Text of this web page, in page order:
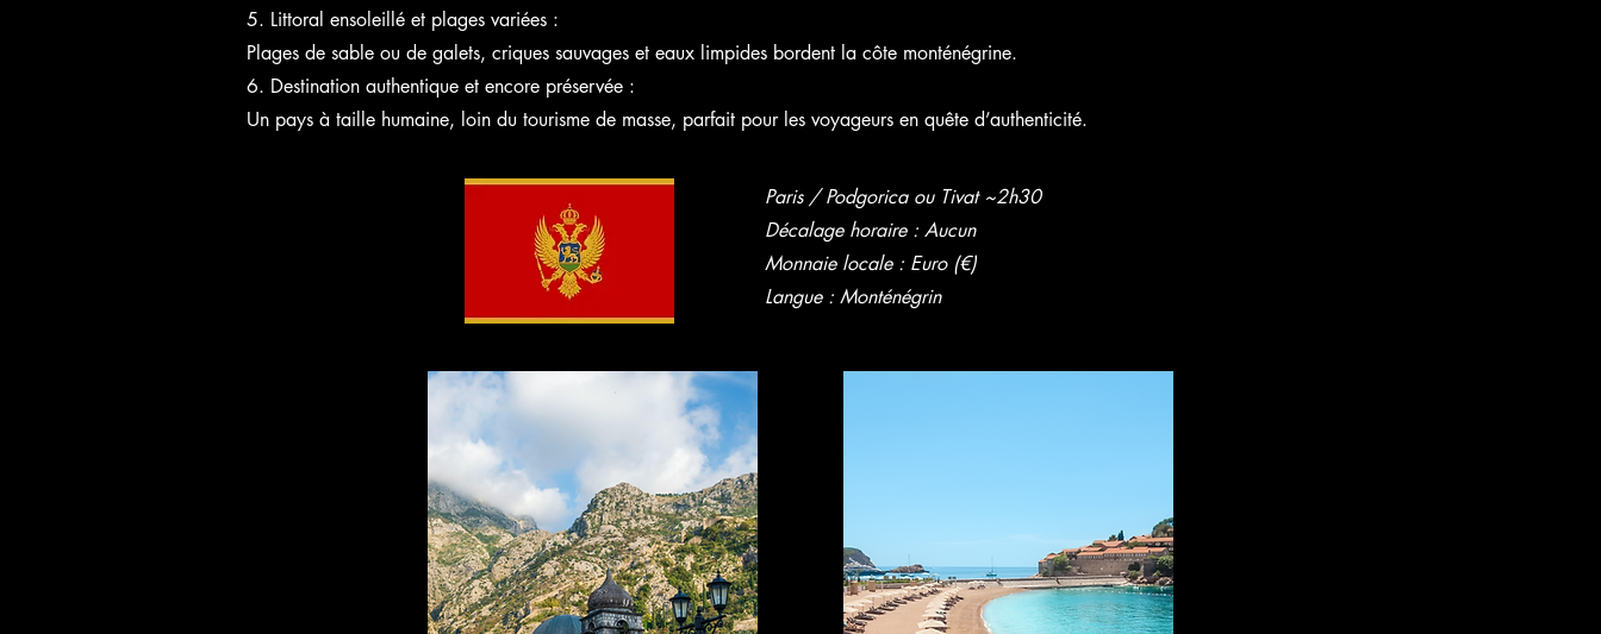
5. Littoral ensoleillé et plages variées :
Plages de sable ou de galets, criques sauvages et eaux limpides bordent la côte monténégrine.
6. Destination authentique et encore préservée :
Un pays à taille humaine, loin du tourisme de masse, parfait pour les voyageurs en quête d’authenticité.
Paris / Podgorica ou Tivat ~2h30
Décalage horaire : Aucun
Monnaie locale : Euro (€)
Langue : Monténégrin